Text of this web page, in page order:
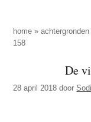
p
d
z
i
n
n
home »achtergronden
158
De
28 april 2018 door